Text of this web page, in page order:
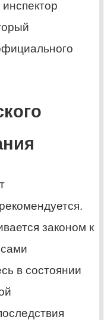
законом к
в состоянии